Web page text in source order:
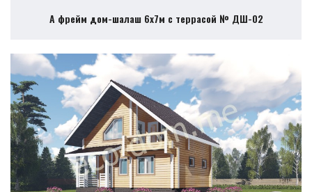
А фрейм дом-шалаш 6х7м с террасой № ДШ-02